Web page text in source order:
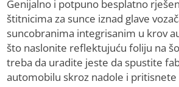
Genijalno i potpuno besplatno
štitnicima za sunce iznad glave
suncobranima integrisanim u krov
što naslonite reflektujuću foliju na
treba da uradite jeste da spustite
automobilu skroz nadole i pritisnete